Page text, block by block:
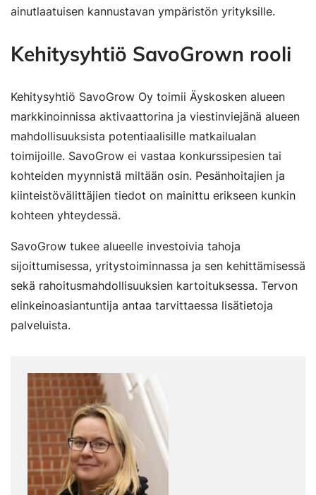
ainutlaatuisen kannustavan ympäristön yrityksille.
Kehitysyhtiö SavoGrown rooli
Kehitysyhtiö SavoGrow Oy toimii Äyskosken alueen
markkinoinnissa aktivaattorina ja viestinviejänä alueen
mahdollisuuksista potentiaalisille matkailualan
toimijoille. SavoGrow ei vastaa konkurssipesien tai
kohteiden myynnistä miltään osin. Pesänhoitajien ja
kiinteistövälittäjien tiedot on mainittu erikseen kunkin
kohteen yhteydessä.
SavoGrow tukee alueelle investoivia tahoja
sijoittumisessa, yritystoiminnassa ja sen kehittämisessä
sekä rahoitusmahdollisuuksien kartoituksessa. Tervon
elinkeinoasiantuntija antaa tarvittaessa lisätietoja
palveluista.